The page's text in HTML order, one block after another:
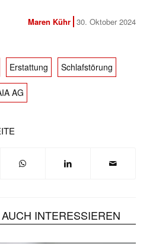
Maren Kühr 30. Oktober 2024
Erstattung Schlafstörung
AG
INTERESSIEREN